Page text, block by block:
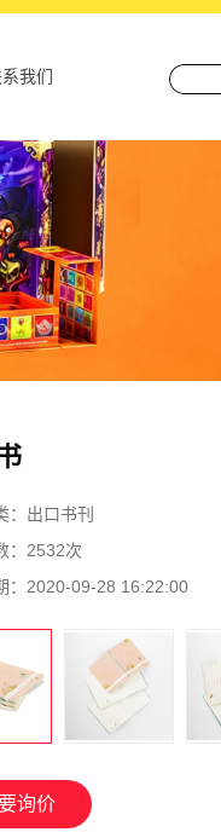
我们
出口书刊
2532次
2020-09-28 16:22:00
询价